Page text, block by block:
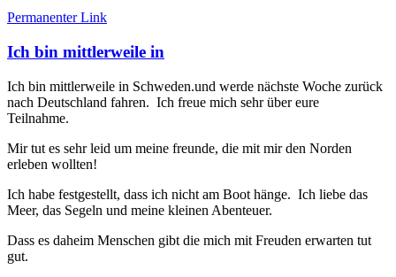
Permanenter Link
Ich bin mittlerweile in
Ich bin mittlerweile in Schweden.und werde nächste Woche zurück
nach Deutschland fahren. Ich freue mich sehr über eure
Teilnahme.
Mir tut es sehr leid um meine freunde, die mit mir den Norden
erleben wollten!
Ich habe festgestellt, dass ich nicht am Boot hänge. Ich liebe das
Meer, das Segeln und meine kleinen Abenteuer.
Dass es daheim Menschen gibt die mich mit Freuden erwarten tut
gut.